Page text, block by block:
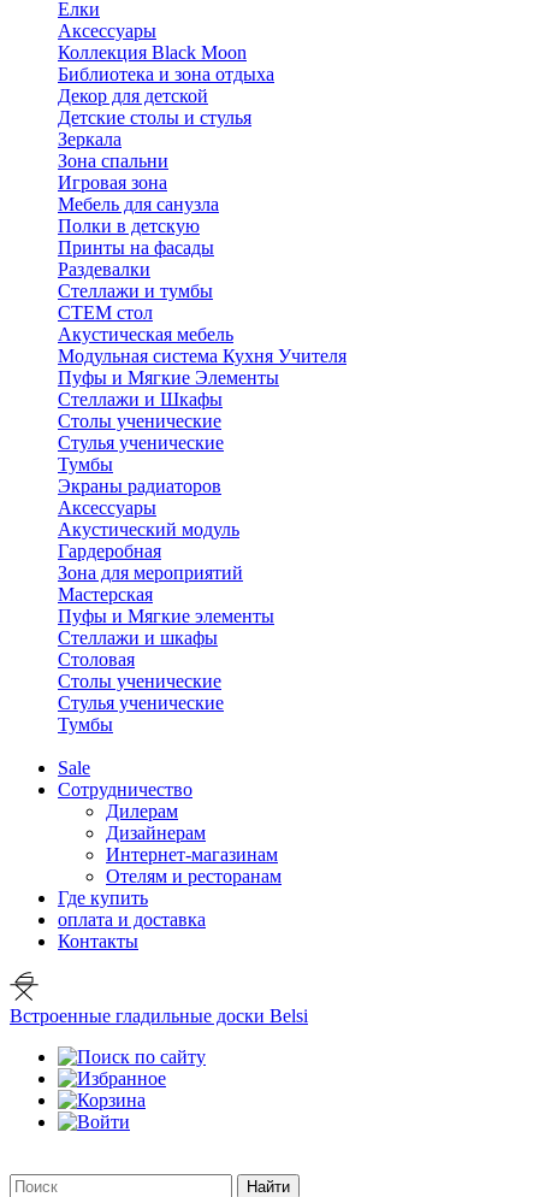
Елки
Аксессуары
Коллекция Black Moon
Библиотека и зона отдыха
Декор для детской
Детские столы и стулья
Зеркала
Зона спальни
Игровая зона
Мебель для санузла
Полки в детскую
Принты на фасады
Раздевалки
Стеллажи и тумбы
СТЕМ стол
Акустическая мебель
Модульная система Кухня Учителя
Пуфы и Мягкие Элементы
Стеллажи и Шкафы
Столы ученические
Стулья ученические
Тумбы
Экраны радиаторов
Аксессуары
Акустический модуль
Гардеробная
Зона для мероприятий
Мастерская
Пуфы и Мягкие элементы
Стеллажи и шкафы
Столовая
Столы ученические
Стулья ученические
Тумбы
Sale
Сотрудничество
Дилерам
Дизайнерам
Интернет-магазинам
Отелям и ресторанам
Где купить
оплата и доставка
Контакты
Встроенные гладильные доски Belsi
Найти